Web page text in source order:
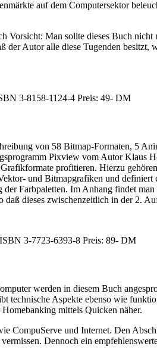
auf dem Computersektor
Vorsicht: Man sollte dieses Buch
Autor alle diese Tugenden
3-8158-1124-4 Preis: 49- DM
von 58 Bitmap-Formaten, 5
Pixview vom Autor
profitieren. Hierzu
und Bitmapgrafiken und
Farbpaletten. Im Anhang findet
dieses zwischenzeitlich in der 2.
3-7723-6393-8 Preis: 89- DM
werden in diesem Buch
technische Aspekte ebenso wie
mittels Quicken näher.
CompuServe und Internet. Den
Dennoch ein